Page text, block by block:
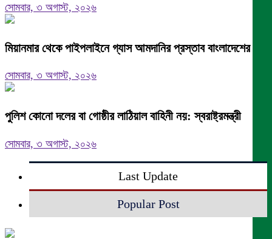
সোমবার, ৩ অগাস্ট, ২০২৬
মিয়ানমার থেকে পাইপলাইনে গ্যাস আমদানির প্রস্তাব বাংলাদেশের
সোমবার, ৩ অগাস্ট, ২০২৬
পুলিশ কোনো দলের বা গোষ্ঠীর লাঠিয়াল বাহিনী নয়: স্বরাষ্ট্রমন্ত্রী
সোমবার, ৩ অগাস্ট, ২০২৬
Last Update
Popular Post